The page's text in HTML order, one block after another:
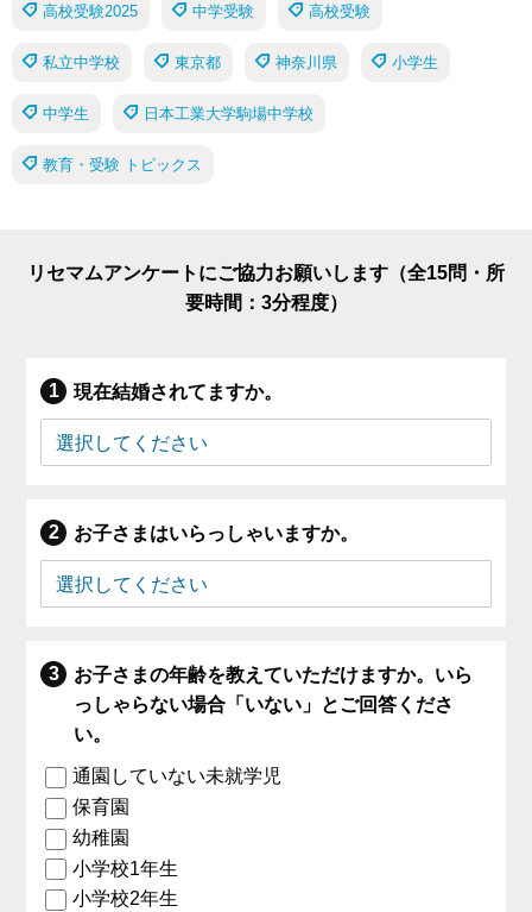
高校受験2025 中学受験 高校受験
私立中学校 東京都 神奈川県 小学生
中学生 日本工業大学駒場中学校
教育・受験 トピックス
リセマムアンケートにご協力お願いします（全15問・所
要時間：3分程度）
現在結婚されてますか。
お子さまはいらっしゃいますか。
お子さまの年齢を教えていただけますか。いら
っしゃらない場合「いない」とご回答くださ
い。
通園していない未就学児
保育園
幼稚園
小学校1年生
小学校2年生